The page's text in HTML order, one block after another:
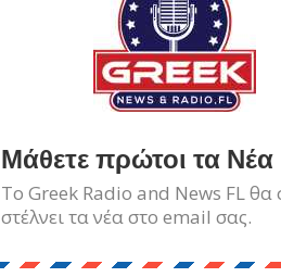
Μάθετε πρώτοι τα Νέα
Το Greek Radio and News FL θα
στέλνει τα νέα στο email σας.